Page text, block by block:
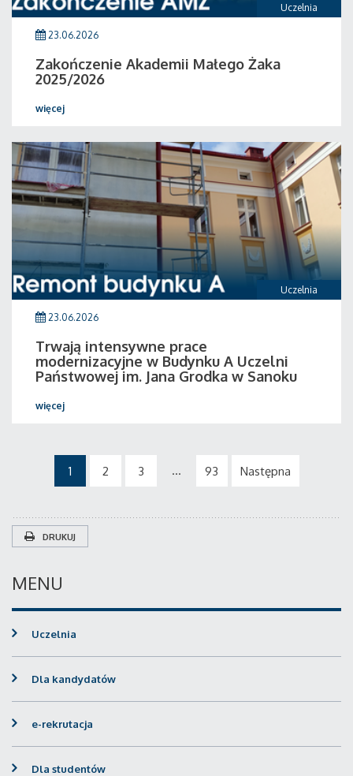
Uczelnia
23.06.2026
Zakończenie Akademii Małego Żaka
2025/2026
więcej
Uczelnia
23.06.2026
Trwają intensywne prace
modernizacyjne w Budynku A Uczelni
Państwowej im. Jana Grodka w Sanoku
więcej
1 2 3 ... 93 Następna
DRUKUJ
MENU
Uczelnia
Dla kandydatów
e-rekrutacja
Dla studentów